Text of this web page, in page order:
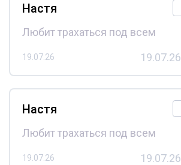
Настя
Любит трахаться под всем
19.07.26 19.07.26
Настя
Любит трахаться под всем
19.07.26 19.07.26